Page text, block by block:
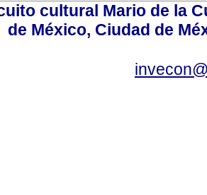
cultural Mario de la
de México, Ciudad de